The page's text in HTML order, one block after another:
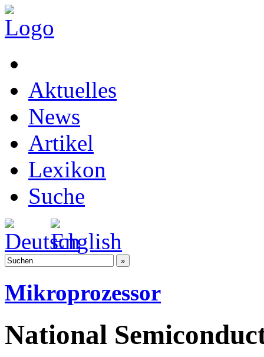
Aktuelles
News
Artikel
Lexikon
Suche
Mikroprozessor
National